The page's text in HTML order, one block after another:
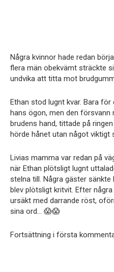
Några kvinnor hade redan
flera män obekvämt sträckte
undvika att titta mot
Ethan stod lugnt kvar. Bara
hans ögon, men den
brudens hand, tittade på
hörde hånet utan något viktigt
Livias mamma var redan på
när Ethan plötsligt lugnt
stelna till. Några gäster
blev plötsligt kritvit. Efter
ursäkt med darrande röst,
sina ord… 😱😱
Fortsättning i första